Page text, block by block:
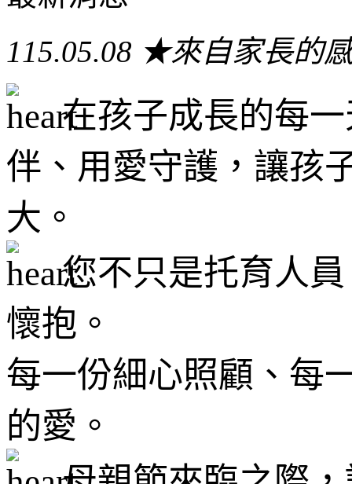
115.05.08 ★來自家長的
在孩子成長的每
伴、用愛守護， 讓孩
大。
您不只是托育人
懷抱。
每一份細心照顧、每
的愛。